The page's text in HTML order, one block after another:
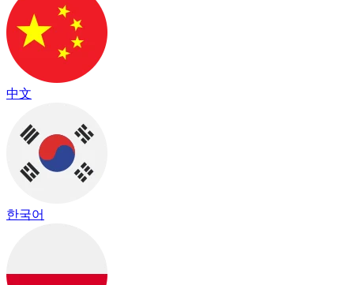
中文
한국어